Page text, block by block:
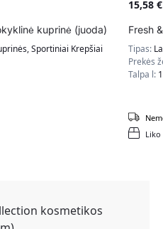
kuprinė (juoda)
Sportiniai Krepšiai
15,58 €
Fresh
Tipas:
Prekės
Talpa l: 1
Liko